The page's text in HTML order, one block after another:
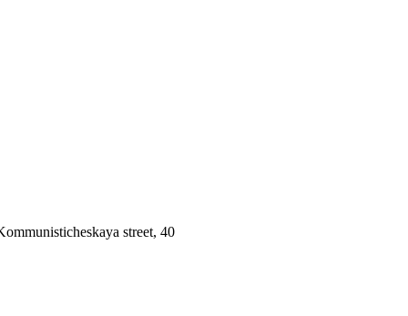
street, 40